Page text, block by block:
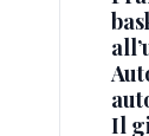
Il